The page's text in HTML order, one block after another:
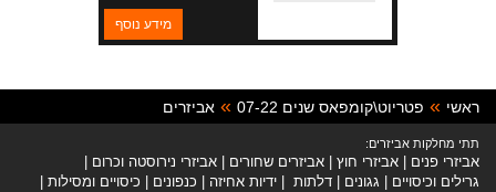
מידע נוסף
ראשי פטריוט\קומפאס שנים 07-22 אביזרים
תתי מחלקות אביזרים:
אביזרי פנים אביזרי חוץ אביזרים שחורים
אביזרי נירוסטה וכרום
גרילים וכיסויים
גגונים דלתות ידיות אחיזה כנפונים
כיסויים ומסילות